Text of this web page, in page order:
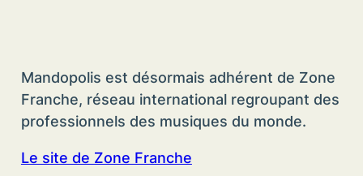
Mandopolis est désormais adhérent de Zone
Franche, réseau international regroupant des
professionnels des musiques du monde.
Le site de Zone Franche